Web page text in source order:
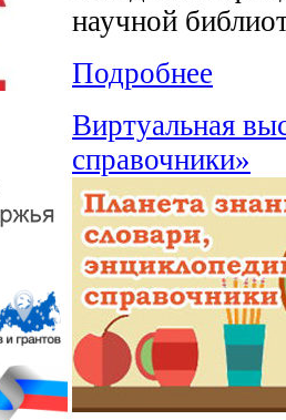
научной
Подробнее
Виртуальная
справочники»